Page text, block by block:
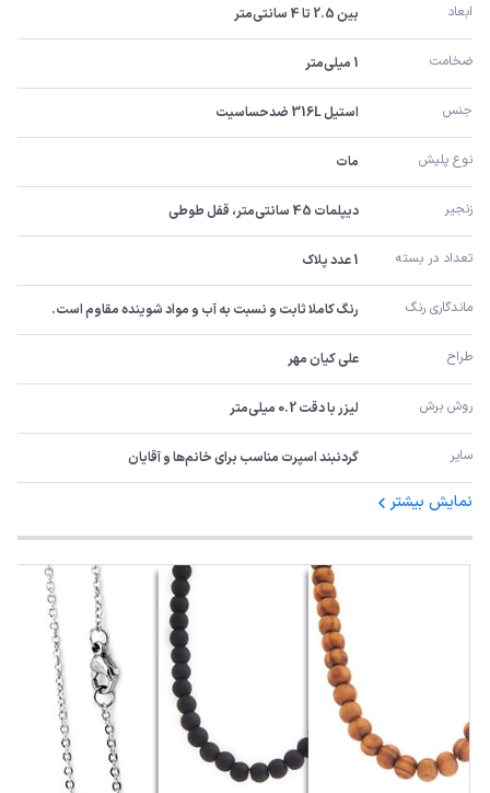
ابعاد بین 2.5 تا 4 سانتی‌متر
ضخامت 1 میلی‌متر
جنس استیل 316L ضدحساسیت
نوع پلیش مات
زنجیر دیپلمات 45 سانتی‌متر، قفل طوطی
تعداد در بسته 1 عدد پلاک
ماندگاری رنگ رنگ کاملا ثابت و نسبت به آب و مواد شوینده مقاوم است.
طراح علی کیان مهر
روش برش لیزر با دقت 0.2 میلی‌متر
سایر گردنبند اسپرت مناسب برای خانم‌ها و آقایان
نمایش بیشتر